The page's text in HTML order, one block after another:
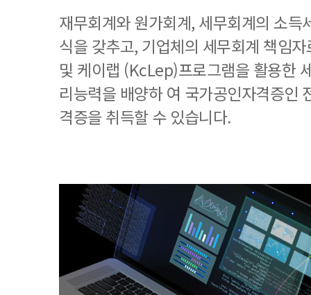
재무회계와 원가회계, 세무회계의 소득
식을 갖추고, 기업체의 세무회계 책임
및 케이랩 (KcLep)프로그램을 활용한
리능력을 배양하 여 국가공인자격증인
격증을 취득할 수 있습니다.